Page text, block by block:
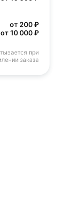
от 200 ₽
10 000 ₽
при
заказа